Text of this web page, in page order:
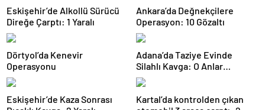
Eskişehir’de Alkollü Sürücü
Direğe Çarptı: 1 Yaralı
Ankara’da Değnekçilere
Operasyon: 10 Gözaltı
Dörtyol’da Kenevir
Operasyonu
Adana’da Taziye Evinde
Silahlı Kavga: O Anlar
Kamerada
Eskişehir’de Kaza Sonrası
Kartal’da kontrolden çıkan